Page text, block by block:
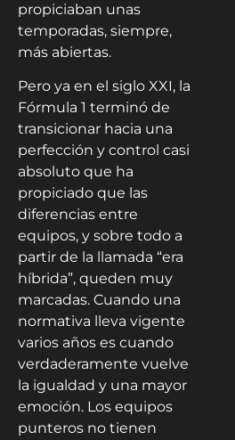
propiciaban unas
temporadas, siempre,
más abiertas.
Pero ya en el siglo XXI, la
Fórmula 1 terminó de
transicionar hacia una
perfección y control casi
absoluto que ha
propiciado que las
diferencias entre
equipos, y sobre todo a
partir de la llamada “era
híbrida”, queden muy
marcadas. Cuando una
normativa lleva vigente
varios años es cuando
verdaderamente vuelve
la igualdad y una mayor
emoción. Los equipos
punteros no tienen